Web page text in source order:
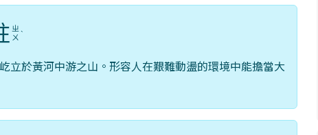
ㄓ
ㄨ ˋ
立於黃河中游之山。形容人在艱難動盪的環境中能擔當大